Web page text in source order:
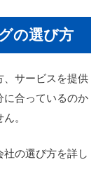
の選び方
、サービスを提供
に合っているのか
。
の選び方を詳し